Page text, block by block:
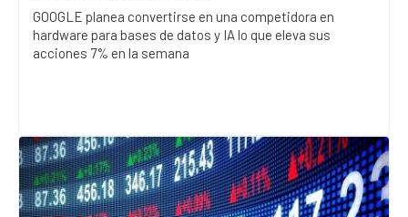
GOOGLE planea convertirse en una competidora en
hardware para bases de datos y IA lo que eleva sus
acciones 7% en la semana